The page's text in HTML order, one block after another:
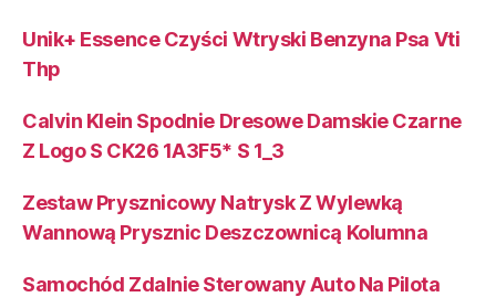
Unik+ Essence Czyści Wtryski Benzyna Psa Vti
Thp
Calvin Klein Spodnie Dresowe Damskie Czarne
Z Logo S CK26 1A3F5* S 1_3
Zestaw Prysznicowy Natrysk Z Wylewką
Wannową Prysznic Deszczownicą Kolumna
Samochód Zdalnie Sterowany Auto Na Pilota